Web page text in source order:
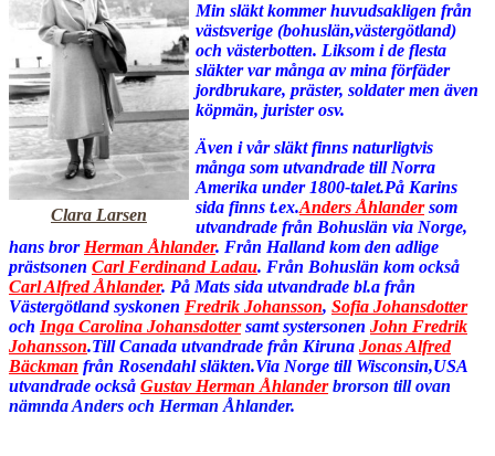
Clara Larsen
Min släkt kommer huvudsakligen från
västsverige (bohuslän,västergötland)
och västerbotten. Liksom i de flesta
släkter var många av mina förfäder
jordbrukare, präster, soldater men även
köpmän, jurister osv.
Även i vår släkt finns naturligtvis
många som utvandrade till Norra
Amerika under 1800-talet.På Karins
sida finns t.ex.Anders Åhlandersom
utvandrade från Bohuslän via Norge,
hans brorHerman Åhlander. Från Halland kom den adlige
prästsonen Carl Ferdinand Ladau. Från Bohuslän kom också
Carl Alfred Åhlander. På Mats sida utvandrade bl.a från
Västergötland syskonen Fredrik Johansson, Sofia Johansdotter
och Inga Carolina Johansdottersamt systersonen John Fredrik
Johansson.Till Canada utvandrade från Kiruna Jonas Alfred
Bäckman från Rosendahl släkten.Via Norge till Wisconsin,USA
utvandrade också Gustav Herman Åhlanderbrorson till ovan
nämnda Anders och Herman Åhlander.